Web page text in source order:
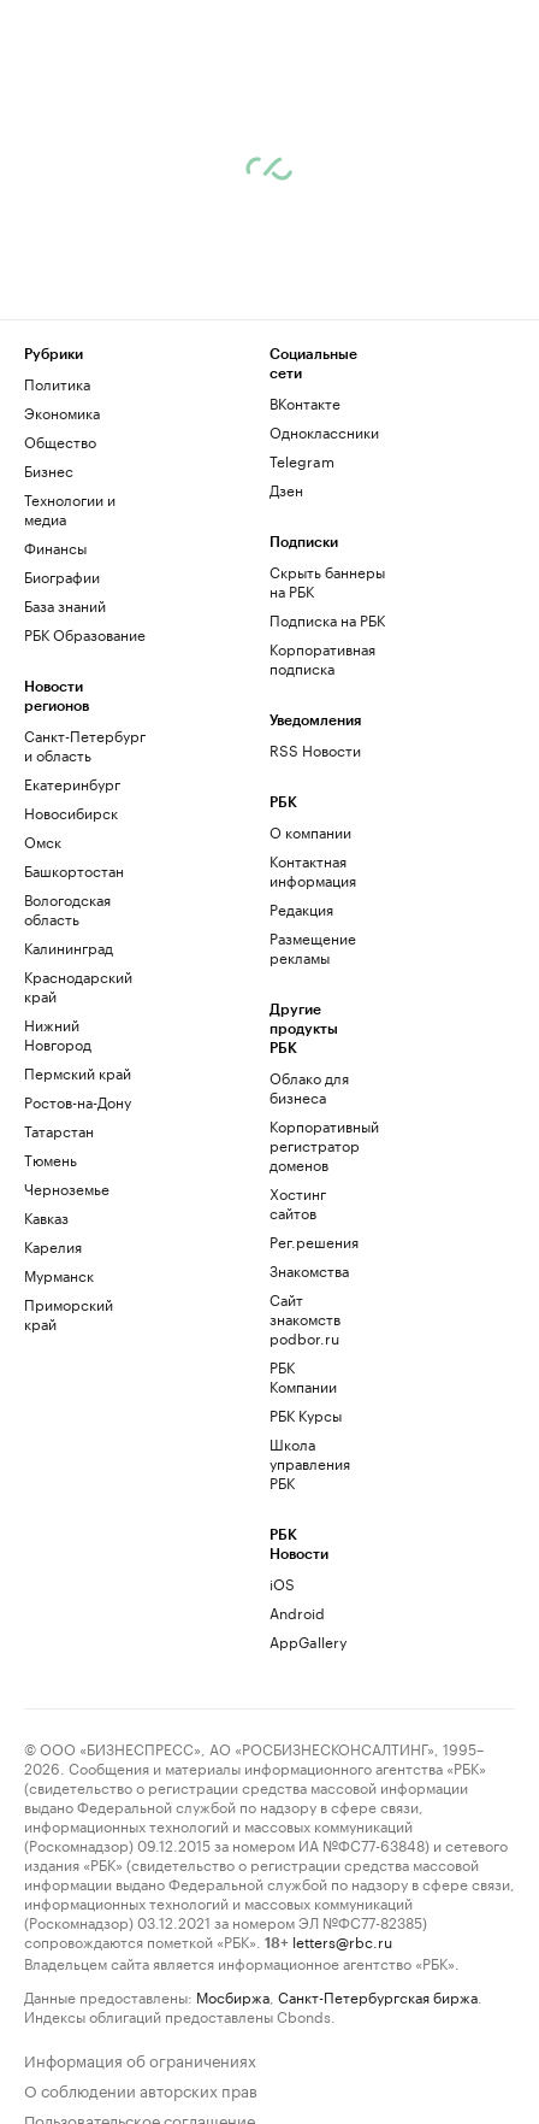
Рубрики
Политика
Экономика
Общество
Бизнес
Технологии и
медиа
Финансы
Биографии
База знаний
РБК Образование
Новости
регионов
Санкт-Петербург
и область
Екатеринбург
Новосибирск
Омск
Башкортостан
Вологодская
область
Калининград
Краснодарский
край
Нижний
Новгород
Пермский край
Ростов-на-Дону
Татарстан
Тюмень
Черноземье
Кавказ
Карелия
Мурманск
Приморский
край
Социальные
сети
ВКонтакте
Одноклассники
Telegram
Дзен
Подписки
Скрыть баннеры
на РБК
Подписка на РБК
Корпоративная
подписка
Уведомления
RSS Новости
РБК
О компании
Контактная
информация
Редакция
Размещение
рекламы
Другие
продукты
РБК
Облако для
бизнеса
Корпоративный
регистратор
доменов
Хостинг
сайтов
Рег.решения
Знакомства
Сайт
знакомств
podbor.ru
РБК
Компании
РБК Курсы
Школа
управления
РБК
РБК
Новости
iOS
Android
AppGallery
© ООО «БИЗНЕСПРЕСС», АО «РОСБИЗНЕСКОНСАЛТИНГ», 1995–
2026. Сообщения и материалы информационного агентства «РБК»
(свидетельство о регистрации средства массовой информации
выдано Федеральной службой по надзору в сфере связи,
информационных технологий и массовых коммуникаций
(Роскомнадзор) 09.12.2015 за номером ИА №ФС77-63848) и сетевого
издания «РБК» (свидетельство о регистрации средства массовой
информации выдано Федеральной службой по надзору в сфере связи,
информационных технологий и массовых коммуникаций
(Роскомнадзор) 03.12.2021 за номером ЭЛ №ФС77-82385)
сопровождаются пометкой «РБК».
18+ letters@rbc.ru
Владельцем сайта является информационное агентство «РБК».
Данные предоставлены: Мосбиржа Санкт-Петербургская биржа
Индексы облигаций предоставлены Cbonds.
Информация об ограничениях
О соблюдении авторских прав